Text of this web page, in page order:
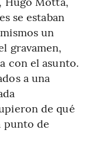
se estaban
un
gravamen,
con el asunto.
a una
de qué
punto de